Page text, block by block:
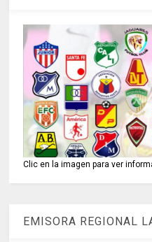
Clic en la imagen para ver
EMISORA REGIONAL